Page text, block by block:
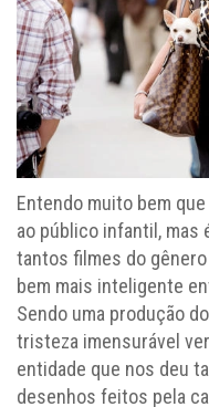
Entendo muito bem que
ao público infantil, mas
tantos filmes do
bem mais inteligente
Sendo uma produção
tristeza imensurável
entidade que nos deu
desenhos feitos pela